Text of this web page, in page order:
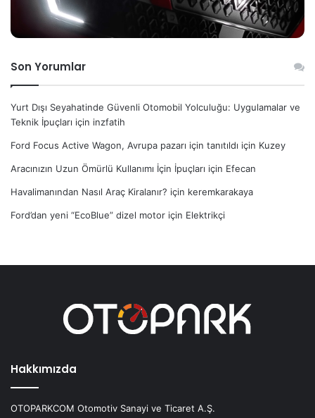
Son Yorumlar
Yurt Dışı Seyahatinde Güvenli Otomobil Yolculuğu: Uygulamalar ve
Teknik İpuçları için inzfatih
Ford Focus Active Wagon, Avrupa pazarı için tanıtıldı için Kuzey
Aracınızın Uzun Ömürlü Kullanımı İçin İpuçları için Efecan
Havalimanından Nasıl Araç Kiralanır? için keremkarakaya
Ford’dan yeni “EcoBlue” dizel motor için Elektrikçi
Hakkımızda
OTOPARKCOM Otomotiv Sanayi ve Ticaret A.Ş.